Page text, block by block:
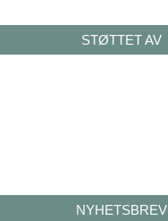
STØTTET AV
NYHETSBREV